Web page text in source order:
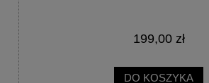
199,00 zł
DO KOSZYKA